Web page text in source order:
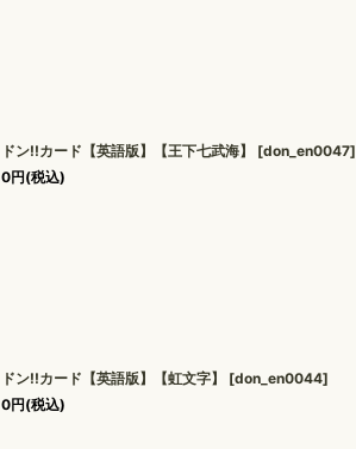
ドン!!カード【英語版】【王下七武海】 [don_en0047]
0円(税込)
ドン!!カード【英語版】【虹文字】 [don_en0044]
0円(税込)